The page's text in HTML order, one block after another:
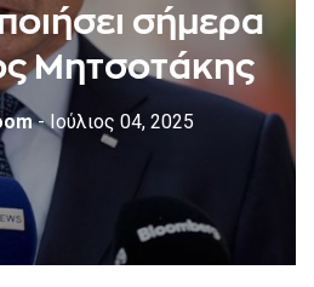
σήμερα
Μητσοτάκης
- Ιούλιος 04, 2025